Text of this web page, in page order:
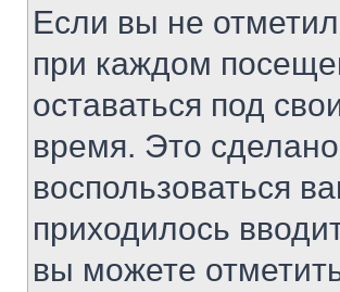
Если вы не
при каждом
оставаться под
время. Это
воспользоваться
приходилось
вы можете